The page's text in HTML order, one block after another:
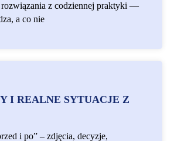
rozwiązania z codziennej praktyki —
a co nie
I REALNE SYTUACJE Z
i po” – zdjęcia, decyzje,